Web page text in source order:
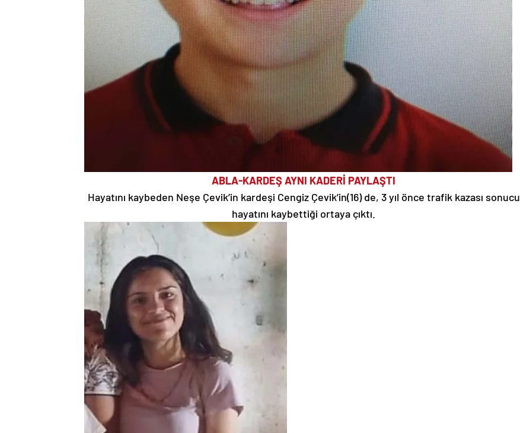
ABLA-KARDEŞ AYNI KADERİ PAYLAŞTI
Hayatını kaybeden Neşe Çevik’in kardeşi Cengiz Çevik’in(16) de, 3 yıl önce trafik kazası sonucu
hayatını kaybettiği ortaya çıktı.